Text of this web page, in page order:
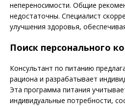
непереносимости. Общие
недостаточны. Специалист
улучшения здоровья,
Поиск персонального
Консультант по питанию
рациона и разрабатывает
Эта программа питания
индивидуальные потребности,